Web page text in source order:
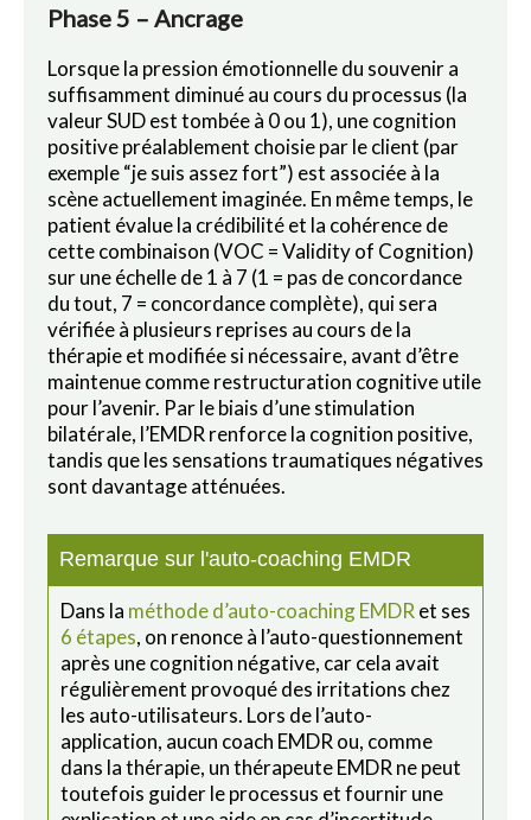
Phase 5 – Ancrage
Lorsque la pression émotionnelle du souvenir a
suffisamment diminué au cours du processus (la
valeur SUD est tombée à 0 ou 1), une cognition
positive préalablement choisie par le client (par
exemple “je suis assez fort”) est associée à la
scène actuellement imaginée. En même temps, le
patient évalue la crédibilité et la cohérence de
cette combinaison (VOC = Validity of Cognition)
sur une échelle de 1 à 7 (1 = pas de concordance
du tout, 7 = concordance complète), qui sera
vérifiée à plusieurs reprises au cours de la
thérapie et modifiée si nécessaire, avant d’être
maintenue comme restructuration cognitive utile
pour l’avenir. Par le biais d’une stimulation
bilatérale, l’EMDR renforce la cognition positive,
tandis que les sensations traumatiques négatives
sont davantage atténuées.
Remarque sur l'auto-coaching EMDR
Dans la méthode d’auto-coaching EMDRet ses
6 étapes, on renonce à l’auto-questionnement
après une cognition négative, car cela avait
régulièrement provoqué des irritations chez
les auto-utilisateurs. Lors de l’auto-
application, aucun coach EMDR ou, comme
dans la thérapie, un thérapeute EMDR ne peut
toutefois guider le processus et fournir une